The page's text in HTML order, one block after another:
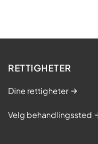
RETTIGHETER
Dine rettigheter
Velg behandlingssted